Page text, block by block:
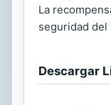
La
seguridad del
Descargar